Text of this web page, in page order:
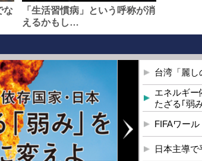
な
「生活習慣病」という呼称が消
えるかもし…
台湾「麗し
エネルギ
たざる｢弱
FIFAワー
日本主導で